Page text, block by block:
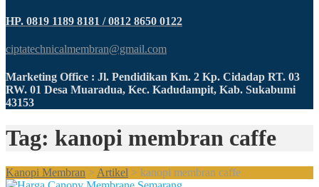
HP. 0819 1189 8181 / 0812 8650 0122
ciptatechnicalmembran@gmail.com
Marketing Office : Jl. Pendidikan Km. 2 Kp. Cidadap RT. 03
RW. 01 Desa Muaradua, Kec. Kadudampit, Kab. Sukabumi
43153
Tag: kanopi membran caffe
Kanopi Membran > Artikel > kanopi membran caffe